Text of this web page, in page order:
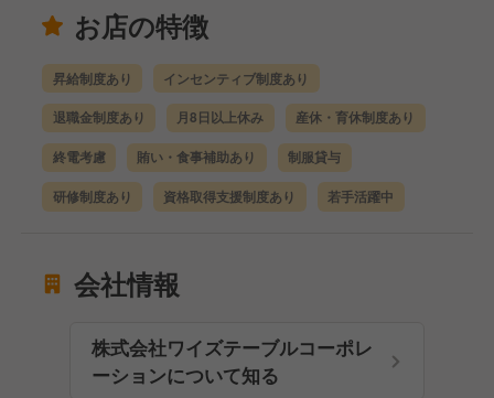
お店の特徴
昇給制度あり インセンティブ制度あり
退職金制度あり 月8日以上休み 産休・育休制度あり
終電考慮 賄い・食事補助あり 制服貸与
研修制度あり 資格取得支援制度あり 若手活躍中
会社情報
株式会社ワイズテーブルコーポレ
ーションについて知る